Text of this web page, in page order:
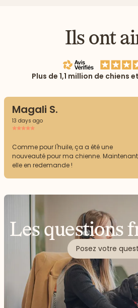
Ils ont
Plus de 1,1 million de chiens
Magali S.
13 days ago
Comme pour l'huile, ça a été une
nouveauté pour ma chienne.
elle en redemande !
Les questions
Posez votre